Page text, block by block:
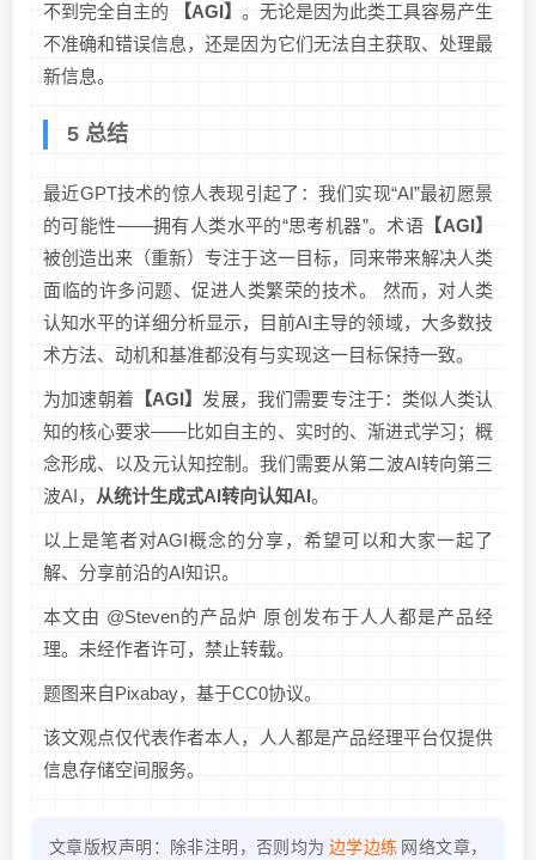
不到完全自主的
【AGI】 。无论是因为此类工具容易产生
不准确和错误信息，还是因为它们无法自主获取、处理最
新信息。
5 总结
最近GPT技术的惊人表现引起了：我们实现“AI”最初愿景
的可能性——拥有人类水平的“思考机器”。术语 【AGI】
被创造出来（重新）专注于这一目标，同来带来解决人类
面临的许多问题、促进人类繁荣的技术。 然而，对人类
认知水平的详细分析显示，目前AI主导的领域，大多数技
术方法、动机和基准都没有与实现这一目标保持一致。
为加速朝着 【AGI】 发展，我们需要专注于：类似人类认
知的核心要求——比如自主的、实时的、渐进式学习；概
念形成、以及元认知控制。我们需要从第二波AI转向第三
波AI， 从统计生成式AI转向认知AI。
以上是笔者对AGI概念的分享，希望可以和大家一起了
解、分享前沿的AI知识。
本文由 @Steven的产品炉 原创发布于人人都是产品经
理。未经作者许可，禁止转载。
题图来自Pixabay，基于CC0协议。
该文观点仅代表作者本人，人人都是产品经理平台仅提供
信息存储空间服务。
文章版权声明：除非注明，否则均为 边学边练 网络文章，